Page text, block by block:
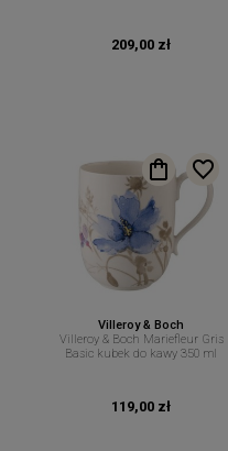
209,00 zł
Villeroy & Boch
Villeroy & Boch Mariefleur Gris
Basic kubek do kawy 350 ml
119,00 zł